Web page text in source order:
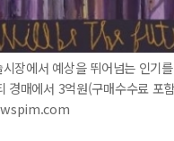
장에서 예상을 뛰어넘는 인기
매에서 3억원(구매수수료 포